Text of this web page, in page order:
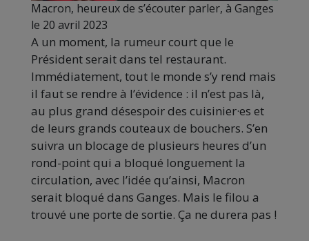
Macron, heureux de s’écouter parler, à Ganges
le 20 avril 2023
A un moment, la rumeur court que le
Président serait dans tel restaurant.
Immédiatement, tout le monde s’y rend mais
il faut se rendre à l’évidence : il n’est pas là,
au plus grand désespoir des cuisinier·es et
de leurs grands couteaux de bouchers. S’en
suivra un blocage de plusieurs heures d’un
rond-point qui a bloqué longuement la
circulation, avec l’idée qu’ainsi, Macron
serait bloqué dans Ganges. Mais le filou a
trouvé une porte de sortie. Ça ne durera pas !